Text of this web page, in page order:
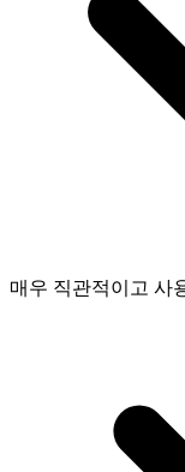
매우 직관적이고 사